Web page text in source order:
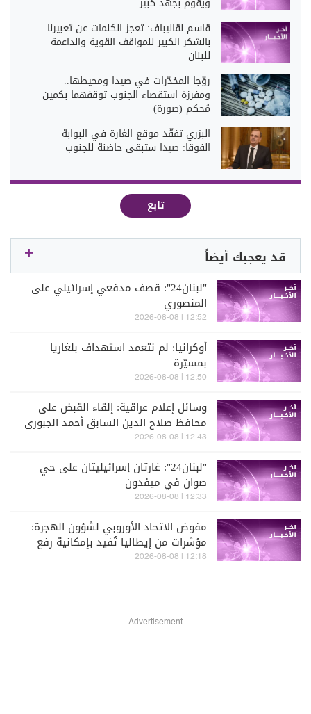
قاسم لقاليباف: تعجز الكلمات عن تعبيرنا
بالشكر الكبير للمواقف القوية والداعمة
للبنان
روّجا المخدّرات في صيدا ومحيطها..
ومفرزة استقصاء الجنوب توقفهما بكمين
مُحكم (صورة)
البزري تفقّد موقع الغارة في البوابة
الفوقا: صيدا ستبقى حاضنة للجنوب
تابع
قد يعجبك أيضاً
"لبنان24": قصف مدفعي إسرائيلي على
المنصوري
12:52 | 2026-08-08
أوكرانيا: لم نتعمد استهداف بلغاريا
بمسيّرة
12:50 | 2026-08-08
وسائل إعلام عراقية: إلقاء القبض على
محافظ صلاح الدين السابق أحمد الجبوري
بتهم فساد
12:43 | 2026-08-08
"لبنان24": غارتان إسرائيليتان على حي
صوان في ميفدون
12:33 | 2026-08-08
مفوض الاتحاد الأوروبي لشؤون الهجرة:
مؤشرات من إيطاليا تُفيد بإمكانية رفع
القيود على الحدود مع إسبانيا قريبا
12:18 | 2026-08-08
Advertisement